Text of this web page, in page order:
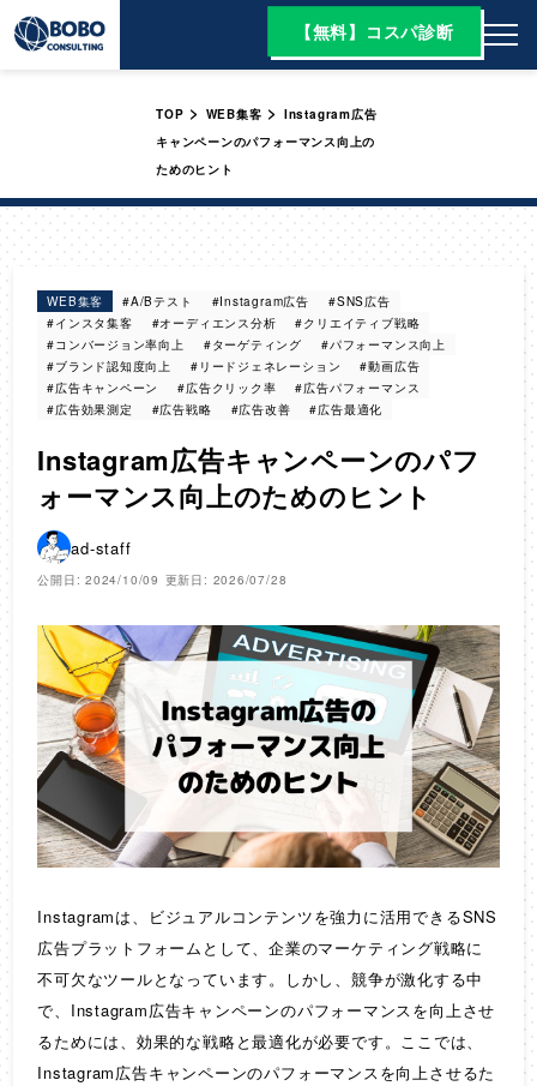
【無料】コスパ診断
TOP > WEB集客 > Instagram広告
キャンペーンのパフォーマンス向上の
ためのヒント
WEB集客 #A/Bテスト #Instagram広告
#SNS広告
#インスタ集客
#オーディエンス分析
#クリエイティブ戦略
#コンバージョン率向上
#ターゲティング
#パフォーマンス向上
#ブランド認知度向上
#リードジェネレーション
#動画広告
#広告キャンペーン
#広告クリック率
#広告パフォーマンス
#広告効果測定
#広告戦略 #広告改善 #広告最適化
Instagram広告キャンペーンのパフ
ォーマンス向上のためのヒント
ad-staff
公開日: 2024/10/09 更新日: 2026/07/28
Instagramは、ビジュアルコンテンツを強力に活用できるSNS
広告プラットフォームとして、企業のマーケティング戦略に
不可欠なツールとなっています。しかし、競争が激化する中
で、Instagram広告キャンペーンのパフォーマンスを向上させ
るためには、効果的な戦略と最適化が必要です。ここでは、
Instagram広告キャンペーンのパフォーマンスを向上させるた